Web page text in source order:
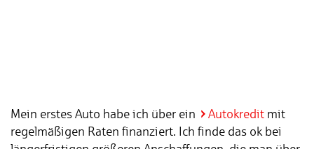
Mein erstes Auto habe ich über ein Autokredit mit
regelmäßigen Raten finanziert. Ich finde das ok bei